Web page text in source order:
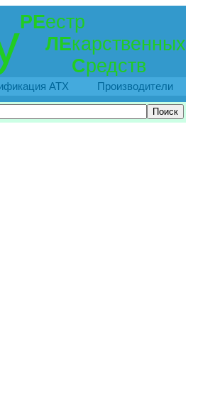
РЕестр
ЛЕкарственных
Средств
АТХ Производители